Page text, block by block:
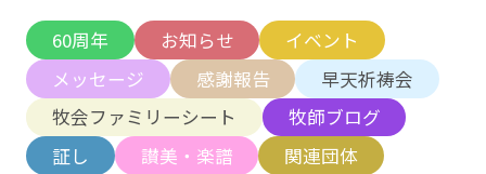
60周年 お知らせ
イベント
メッセージ
感謝報告
早天祈祷会
牧会ファミリーシート
牧師ブログ
証し
讃美・楽譜
関連団体